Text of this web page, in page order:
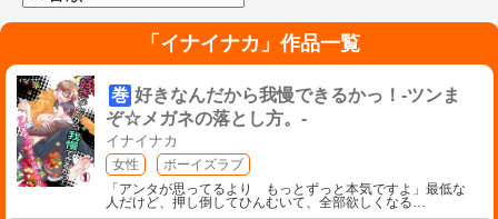
「 イナイナカ 」作品一覧
巻 好きなんだから我慢できるかっ！-ツンま
ぞ☆メガネの落とし方。-
イナイナカ
女性
ボーイズラブ
「アンタが思ってるより もっとずっと本気ですよ」最低な
人だけど、押し倒してひんむいて、全部欲しくなる…